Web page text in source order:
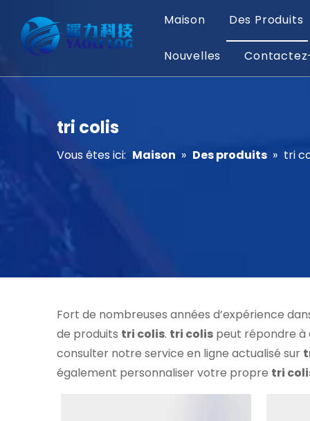
Maison Des Produits
Nouvelles
tri colis
Vous êtes ici: Maison » Des produits » tri
Fort de nombreuses années d’expérience
de produits tri colis. tri colis peut répondre à
consulter notre service en ligne actualisé sur
également personnaliser votre propre tri